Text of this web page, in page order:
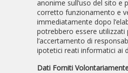
anonime sull’uso del sito e
corretto funzionamento e
immediatamente dopo
potrebbero essere utilizzati
l’accertamento di
ipotetici reati informatici ai
Dati Forniti